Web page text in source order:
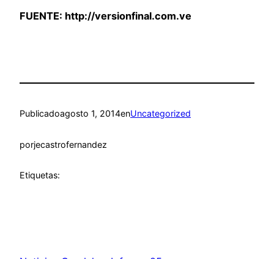
FUENTE: http://versionfinal.com.ve
Publicadoagosto 1, 2014enUncategorized
porjecastrofernandez
Etiquetas: